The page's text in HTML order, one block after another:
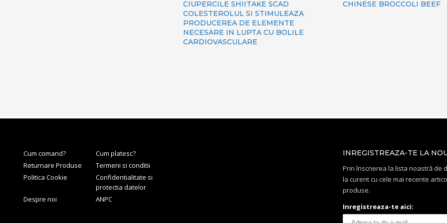
CIUPERCILE SHIITAKE SCAD
COLESTEROLUL SI STIMULEAZA
PRODUCEREA DE ELEMENTE
NECESARE IN LUPTA CU BOLILE
CARDIOVASCULARE
CHINESE BROCCOLI BEEF
Cum comand?
Cum platesc?
Returnare Produse
Termeni si conditii
Politica Cookie
Confidentialitate si
protectia datelor
Despre noi
ANPC
INREGISTREAZA-TE LA
Prin înscrierea la lista noastră de
la curent cu cele mai recente
produse.
Inregistreaza-te aici: